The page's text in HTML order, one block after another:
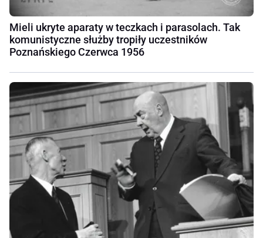
Mieli ukryte aparaty w teczkach i parasolach. Tak
komunistyczne służby tropiły uczestników
Poznańskiego Czerwca 1956